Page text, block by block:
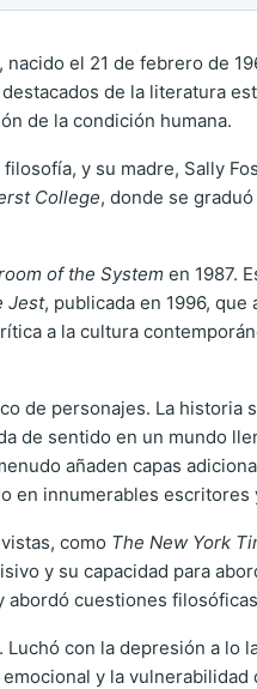
el 21 de febrero de
de la literatura
de la condición humana.
y su madre, Sally
College, donde se
of the System en 1987.
Jest, publicada en 1996,
a la cultura
de personajes. La historia
de sentido en un mundo
añaden capas
en innumerables
como The New York
y su capacidad para
cuestiones
con la depresión a
y la